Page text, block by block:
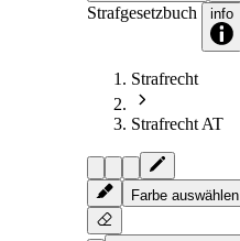
Strafgesetzbuch info
Strafrecht
Strafrecht AT
Farbe auswählen